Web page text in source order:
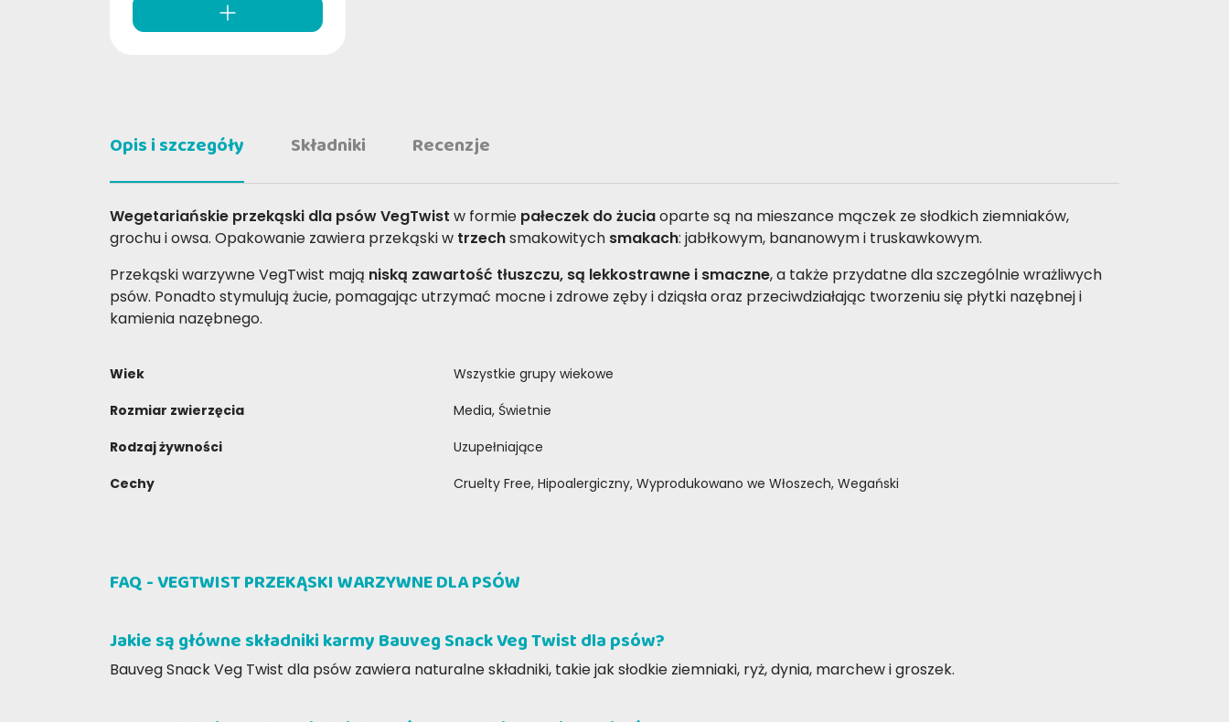
Opis i szczegóły Składniki Recenzje
Wegetariańskie przekąski dla psów VegTwist w formie pałeczek do żuciaoparte są na mieszance mączek ze słodkich ziemniaków,
grochu i owsa. Opakowanie zawiera przekąski w trzechsmakowitych smakach: jabłkowym, bananowym i truskawkowym.
Przekąski warzywne VegTwist mają niską zawartość tłuszczu, są lekkostrawne i smaczne, a także przydatne dla szczególnie wrażliwych
psów. Ponadto stymulują żucie, pomagając utrzymać mocne i zdrowe zęby i dziąsła oraz przeciwdziałając tworzeniu się płytki nazębnej i
kamienia nazębnego.
Wiek
Wszystkie grupy wiekowe
Rozmiar zwierzęcia
Media, Świetnie
Rodzaj żywności
Uzupełniające
Cechy
Cruelty Free, Hipoalergiczny, Wyprodukowano we Włoszech, Wegański
Conosco questo articolo, la mia
determinati cibo questo prodotto oltre
06-11-2024
premiare il tuo cane! Con una
15-03-2021
matto!
consigliare a chi ama i ns amici
FAQ - VEGTWIST PRZEKĄSKI WARZYWNE DLA PSÓW
Jakie są główne składniki karmy Bauveg Snack Veg Twist dla psów?
Bauveg Snack Veg Twist dla psów zawiera naturalne składniki, takie jak słodkie ziemniaki, ryż, dynia, marchew i groszek.